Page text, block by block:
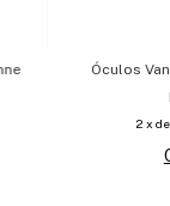
Óculos
2 x